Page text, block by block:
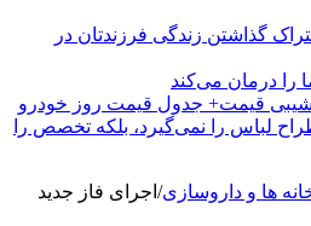
گذاشتن زندگی فرزندتان در
را درمان می‌کند
قیمت+ جدول قیمت روز خودرو
لباس را نمی‌گیرد، بلکه تخصص را
ها و داروسازی/ اجرای فاز جدید